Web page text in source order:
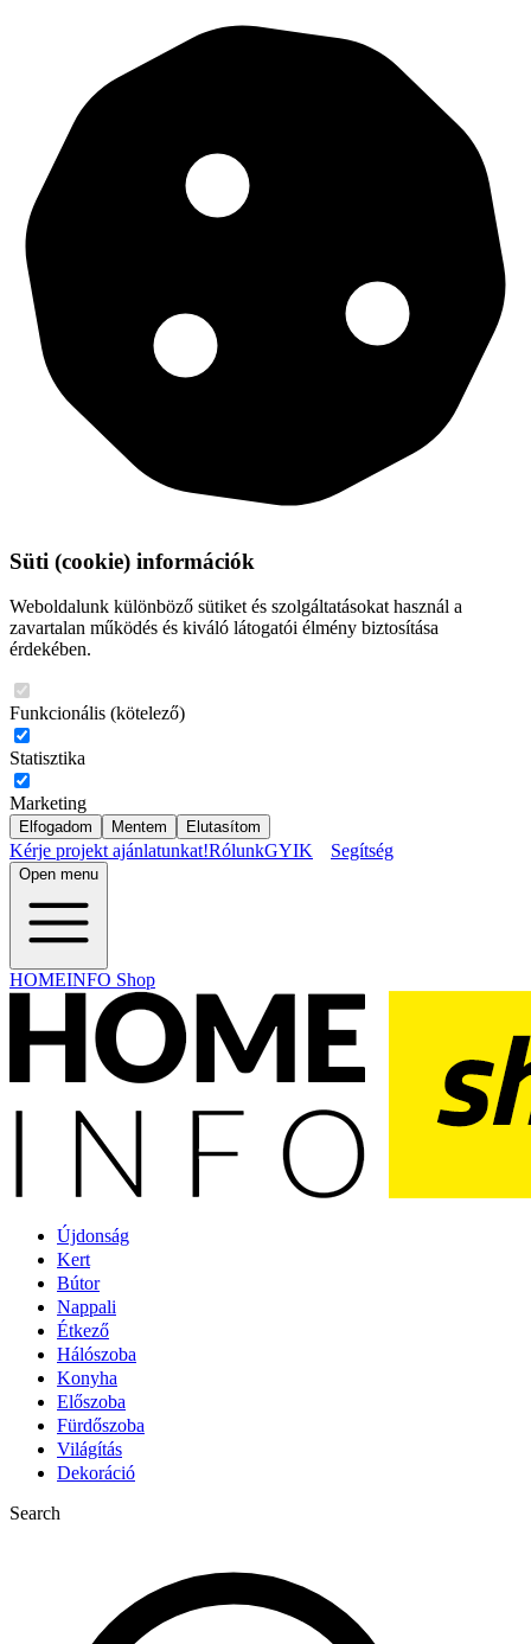
Süti (cookie) információk
Weboldalunk különböző sütiket és szolgáltatásokat használ a
zavartalan működés és kiváló látogatói élmény biztosítása
érdekében.
Funkcionális (kötelező)
Statisztika
Marketing
Elfogadom Mentem Elutasítom
Kérje projekt ajánlatunkat!RólunkGYIK Segítség
Open menu
HOMEINFO Shop
Újdonság
Kert
Bútor
Nappali
Étkező
Hálószoba
Konyha
Előszoba
Fürdőszoba
Világítás
Dekoráció
Search